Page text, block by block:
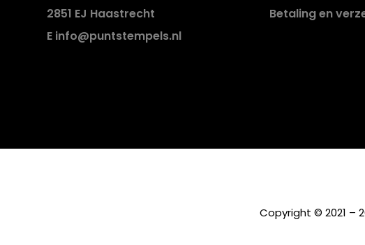
2851 EJ Haastrecht
E info@puntstempels.nl
Betaling en
Copyright © 2021 –